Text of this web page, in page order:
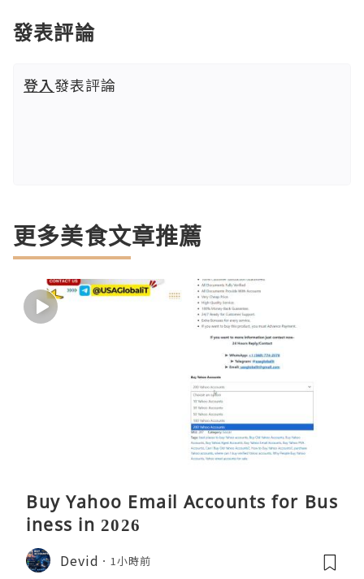
發表評論
登入發表評論
更多美食文章推薦
Buy Yahoo Email Accounts for Bus
iness in 2026
Devid 1小時前